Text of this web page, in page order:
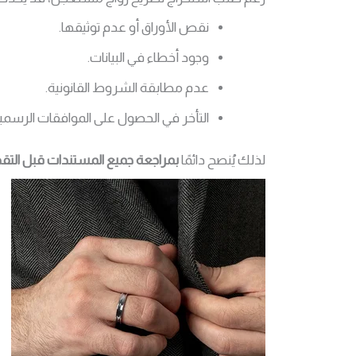
نقص الأوراق أو عدم توثيقها.
وجود أخطاء في البيانات.
عدم مطابقة الشروط القانونية.
التأخر في الحصول على الموافقات
لذلك يُنصح دائمًابمراجعة جميع المستندات قبل